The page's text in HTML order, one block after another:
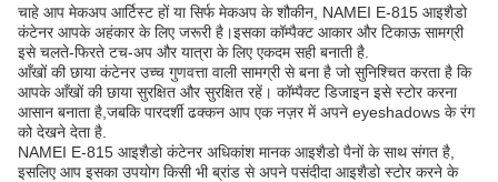
चाहे आप मेकअप आर्टिस्ट हों या सिर्फ मेकअप के शौकीन, NAMEI E-815 आइशैडो
कंटेनर आपके अहंकार के लिए जरूरी है।इसका कॉम्पैक्ट आकार और टिकाऊ सामग्री
इसे चलते-फिरते टच-अप और यात्रा के लिए एकदम सही बनाती है.
आँखों की छाया कंटेनर उच्च गुणवत्ता वाली सामग्री से बना है जो सुनिश्चित करता है कि
आपके आँखों की छाया सुरक्षित और सुरक्षित रहें। कॉम्पैक्ट डिजाइन इसे स्टोर करना
आसान बनाता है,जबकि पारदर्शी ढक्कन आप एक नज़र में अपने eyeshadows के रंग
को देखने देता है.
NAMEI E-815 आइशैडो कंटेनर अधिकांश मानक आइशैडो पैनों के साथ संगत है,
इसलिए आप इसका उपयोग किसी भी ब्रांड से अपने पसंदीदा आइशैडो स्टोर करने के